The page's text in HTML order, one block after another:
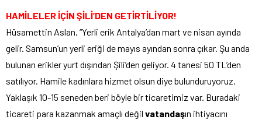
HAMİLELER İÇİN ŞİLİ’DEN GETİRTİLİYOR!
Hüsamettin Aslan, “Yerli erik Antalya’dan mart ve nisan ayında
gelir. Samsun’un yerli eriği de mayıs ayından sonra çıkar. Şu anda
bulunan erikler yurt dışından Şili’den geliyor. 4 tanesi 50 TL’den
satılıyor. Hamile kadınlara hizmet olsun diye bulunduruyoruz.
Yaklaşık 10-15 seneden beri böyle bir ticaretimiz var. Buradaki
ticareti para kazanmak amaçlı değil vatandaşın ihtiyacını